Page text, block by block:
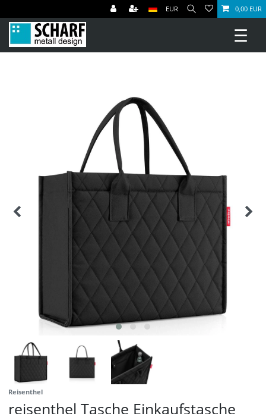
EUR 0,00 EUR
☰
Reisenthel
reisenthel Tasche Einkaufstasche